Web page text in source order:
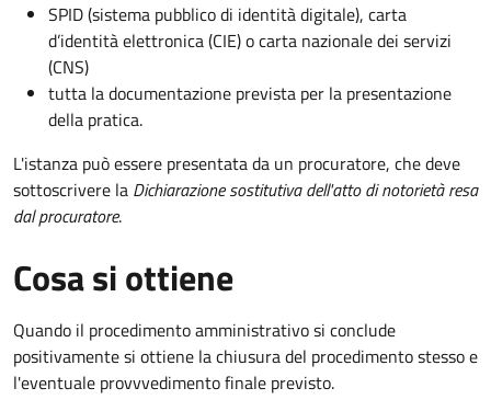
SPID (sistema pubblico di identità digitale), carta
d’identità elettronica (CIE) o carta nazionale dei servizi
(CNS)
tutta la documentazione prevista per la presentazione
della pratica.
L'istanza può essere presentata da un procuratore, che deve
sottoscrivere la Dichiarazione sostitutiva dell'atto di notorietà resa
dal procuratore.
Cosa si ottiene
Quando il procedimento amministrativo si conclude
positivamente si ottiene la chiusura del procedimento stesso e
l'eventuale provvvedimento finale previsto.